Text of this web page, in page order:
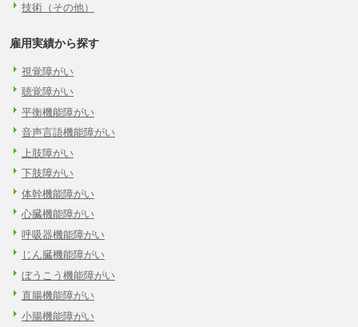
技術（その他）
雇用実績から探す
視覚障がい
聴覚障がい
平衡機能障がい
音声言語機能障がい
上肢障がい
下肢障がい
体幹機能障がい
心臓機能障がい
呼吸器機能障がい
じん臓機能障がい
ぼうこう機能障がい
直腸機能障がい
小腸機能障がい